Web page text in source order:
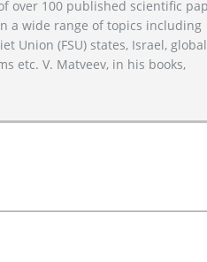
over 100 published scientific
a wide range of topics including
Union (FSU) states, Israel, global
etc. V. Matveev, in his books,